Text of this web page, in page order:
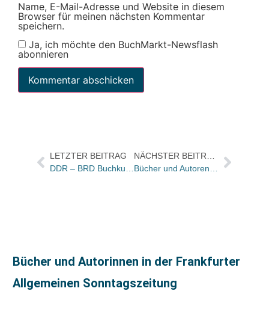
Name, E-Mail-Adresse und Website in diesem
Browser für meinen nächsten Kommentar
speichern.
Ja, ich möchte den BuchMarkt-Newsflash
abonnieren
LETZTER BEITRAG
Bücher und Autorinnen in der Frankfurter
Allgemeinen Sonntagszeitung